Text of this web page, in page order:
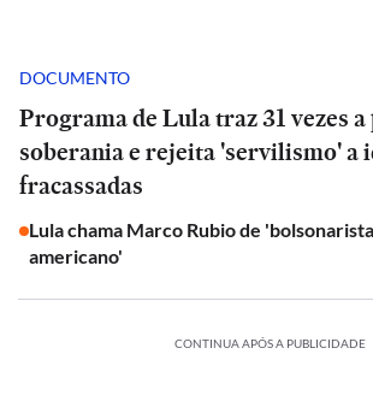
DOCUMENTO
Programa de Lula traz 31 vezes
soberania e rejeita 'servilismo' a
fracassadas
Lula chama Marco Rubio de
americano'
CONTINUA APÓS A PUBLICIDADE